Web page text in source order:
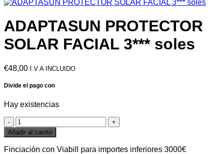
ADAPTASUN PROTECTOR
SOLAR FACIAL 3*** soles
€48,00 I.V.A INCLUIDO
Hay existencias
ADAPTASUN
PROTECTOR
SOLAR
FACIAL
Añadir al carrito
Finciación con Viabill para importes inferiores 3000€